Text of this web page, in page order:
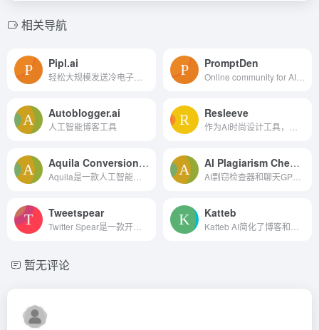
相关导航
Pipl.ai PromptDen
Autoblogger.ai
人工智能博客工具
Resleeve
Aquila ConversionSpree AI Plagiarism Checker
Tweetspear Katteb
暂无评论